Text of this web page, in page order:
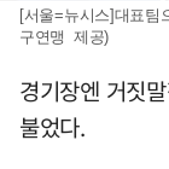
[서울=뉴시스]대표
구연맹 제공)
경기장엔 거짓
불었다.